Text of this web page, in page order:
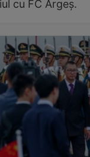
cu FC Argeş.